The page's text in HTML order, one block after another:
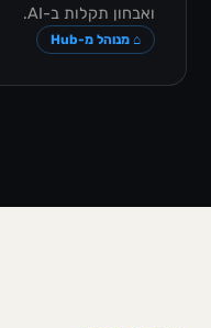
ואבחון תקלות ב-AI.
⌂ מנוהל מ-Hub